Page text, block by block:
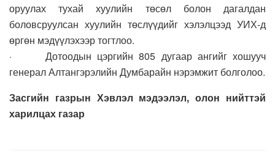
оруулах тухай хуулийн төсөл болон дагалдан
боловсруулсан хуулийн төслүүдийг хэлэлцээд УИХ-д
өргөн мэдүүлэхээр тогтлоо.
· Дотоодын цэргийн 805 дугаар ангийг хошууч
генерал Алтангэрэлийн Думбарайн нэрэмжит болголоо.
Засгийн газрын Хэвлэл мэдээлэл, олон нийттэй
харилцах газар